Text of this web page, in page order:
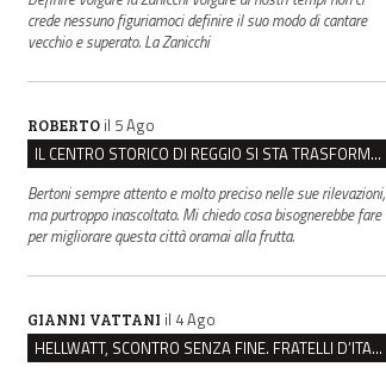
crede nessuno figuriamoci definire il suo modo di cantare
vecchio e superato. La Zanicchi
ROBERTO il 5 Ago
IL CENTRO STORICO DI REGGIO SI STA TRASFORMANDO, E NON IN MEGLIO
Bertoni sempre attento e molto preciso nelle sue rilevazioni,
ma purtroppo inascoltato. Mi chiedo cosa bisognerebbe fare
per migliorare questa città oramai alla frutta.
GIANNI VATTANI il 4 Ago
HELLWATT, SCONTRO SENZA FINE. FRATELLI D’ITALIA: “MILANI PORTA DOCUMENTI, DE FRANCO INSULTI”